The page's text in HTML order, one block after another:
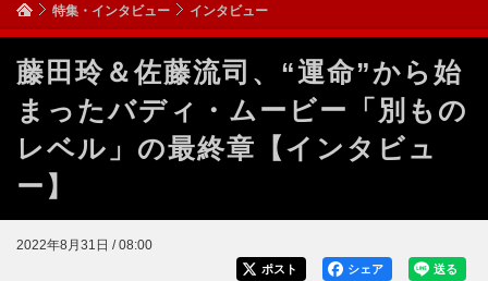
特集・インタビュー インタビュー
藤田玲＆佐藤流司、“運命”から始
まったバディ・ムービー「別もの
レベル」の最終章【インタビュ
ー】
2022年8月31日 / 08:00
送る
シェア
ポスト